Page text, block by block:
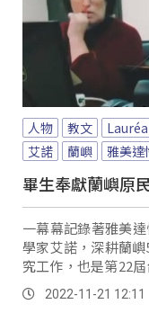
人物 教文
艾諾
蘭嶼 雅美達
畢生奉獻蘭嶼原
一幕幕記錄著雅美
學家艾諾，深耕蘭
究工作，也是第22
享壽77歲。
2022-11-21 12:11